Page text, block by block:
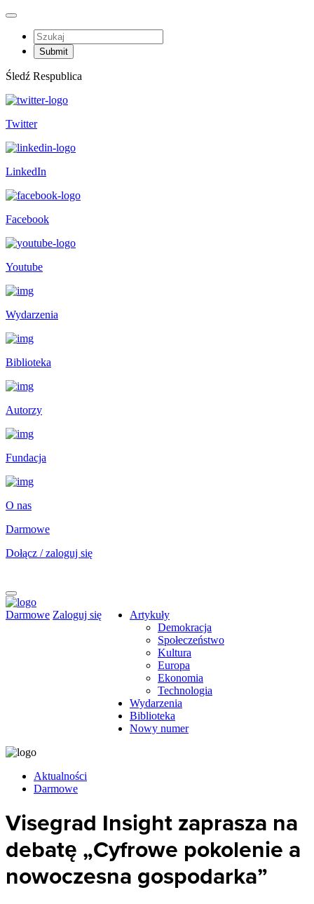
Śledź Respublica
Twitter
LinkedIn
Facebook
Youtube
Wydarzenia
Biblioteka
Autorzy
Fundacja
O nas
Darmowe
Dołącz / zaloguj się
Darmowe Zaloguj się
Artykuły
Demokracja
Społeczeństwo
Kultura
Europa
Ekonomia
Technologia
Wydarzenia
Biblioteka
Nowy numer
Aktualności
Darmowe
Visegrad Insight zaprasza na
debatę „Cyfrowe pokolenie a
nowoczesna gospodarka”